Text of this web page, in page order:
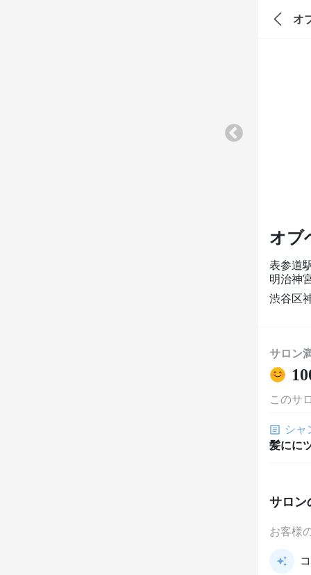
オ
オブ
表参道
明治神
渋谷区
サロン
このサ
シャ
髪にに
サロン
お客様